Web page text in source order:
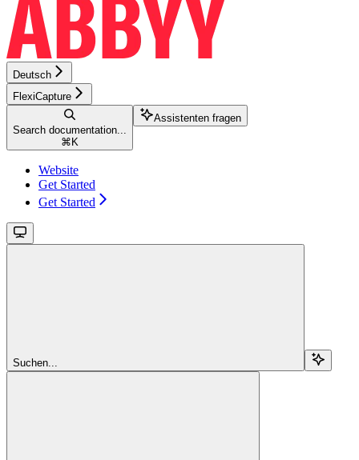
Deutsch
FlexiCapture
Search documentation...
⌘ K
Assistenten fragen
Website
Get Started
Get Started
Suchen...